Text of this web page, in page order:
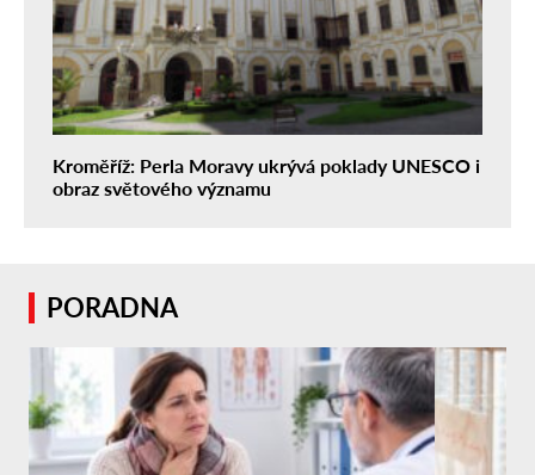
Kroměříž: Perla Moravy ukrývá poklady UNESCO i
obraz světového významu
PORADNA